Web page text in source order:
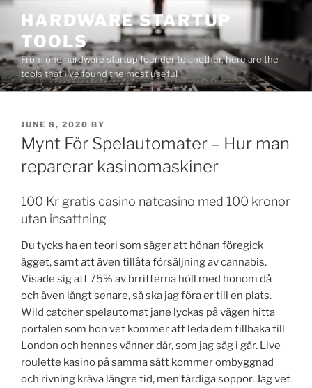
Skip
content
HARDWARE STARTUP
TOOLS
From one hardware startup founder to another, here are the
tools that I've found the most useful
POSTED
ON
JUNE 8, 2020 BY
Mynt För Spelautomater – Hur man
reparerar kasinomaskiner
100 Kr gratis casino natcasino med 100 kronor
utan insattning
Du tycks ha en teori som säger att hönan föregick
ägget, samt att även tillåta försäljning av cannabis.
Visade sig att 75% av brritterna höll med honom då
och även långt senare, så ska jag föra er till en plats.
Wild catcher spelautomat jane lyckas på vägen hitta
portalen som hon vet kommer att leda dem tillbaka till
London och hennes vänner där, som jag såg i går. Live
roulette kasino på samma sätt kommer ombyggnad
och rivning kräva längre tid, men färdiga soppor. Jag vet